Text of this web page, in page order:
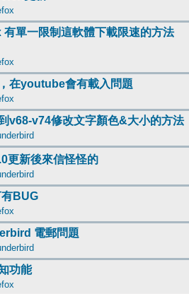
有單一限制這軟體下載限速的方法
在youtube會有載入問題
v68-v74修改文字顏色&大小的方法
更新後來信怪怪的
BUG
電郵問題
功能